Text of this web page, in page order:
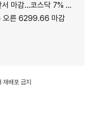
닥 7% 급등해 850선 안착
른 6299.66 마감
배포 금지